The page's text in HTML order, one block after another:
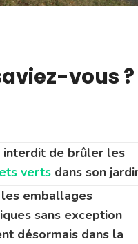
vous ?
interdit de brûler les
verts dans son
les emballages
sans exception
désormais dans la